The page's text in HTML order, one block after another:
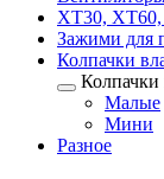
XT30,
Зажими для
Колпачки
Колпачки
Малые
Мини
Разное